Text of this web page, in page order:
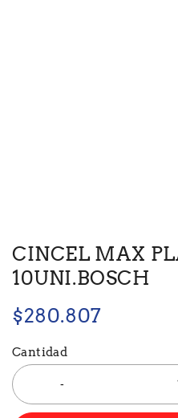
CINCEL MAX
10UNI.BOSCH
$280.807
Cantidad